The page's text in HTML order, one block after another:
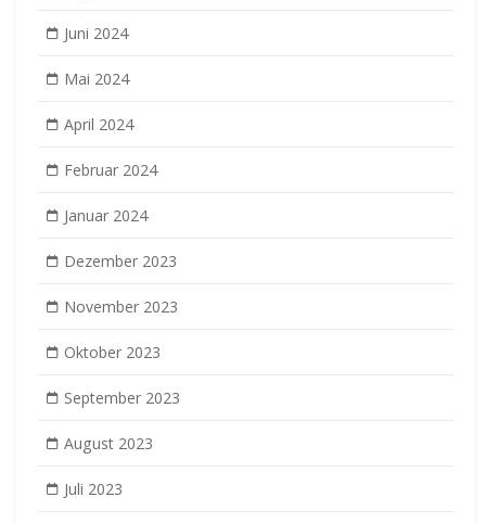
Juni 2024
Mai 2024
April 2024
Februar 2024
Januar 2024
Dezember 2023
November 2023
Oktober 2023
September 2023
August 2023
Juli 2023